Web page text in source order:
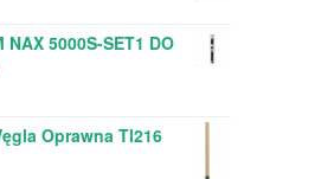
NAX 5000S-SET1 DO
Oprawna Tl216